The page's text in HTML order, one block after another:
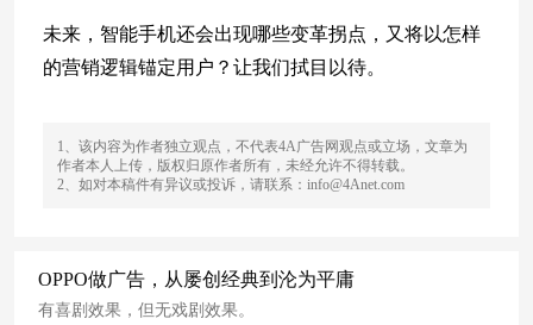
未来，智能手机还会出现哪些变革拐点，又将以怎样
的营销逻辑锚定用户？让我们拭目以待。
1、该内容为作者独立观点，不代表4A广告网观点或立场，文章为
作者本人上传，版权归原作者所有，未经允许不得转载。
2、如对本稿件有异议或投诉，请联系：info@4Anet.com
OPPO做广告，从屡创经典到沦为平庸
有喜剧效果，但无戏剧效果。